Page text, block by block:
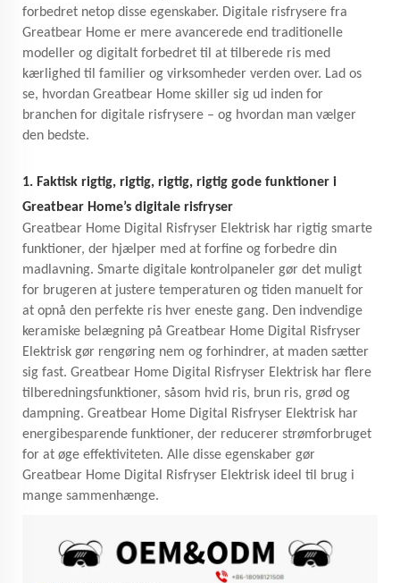
forbedret netop disse egenskaber. Digitale risfrysere fra
Greatbear Home er mere avancerede end traditionelle
modeller og digitalt forbedret til at tilberede ris med
kærlighed til familier og virksomheder verden over. Lad os
se, hvordan Greatbear Home skiller sig ud inden for
branchen for digitale risfrysere – og hvordan man vælger
den bedste.
1. Faktisk rigtig, rigtig, rigtig, rigtig gode funktioner i
Greatbear Home’s digitale risfryser
Greatbear Home Digital Risfryser Elektrisk har rigtig smarte
funktioner, der hjælper med at forfine og forbedre din
madlavning. Smarte digitale kontrolpaneler gør det muligt
for brugeren at justere temperaturen og tiden manuelt for
at opnå den perfekte ris hver eneste gang. Den indvendige
keramiske belægning på Greatbear Home Digital Risfryser
Elektrisk gør rengøring nem og forhindrer, at maden sætter
sig fast. Greatbear Home Digital Risfryser Elektrisk har flere
tilberedningsfunktioner, såsom hvid ris, brun ris, grød og
dampning. Greatbear Home Digital Risfryser Elektrisk har
energibesparende funktioner, der reducerer strømforbruget
for at øge effektiviteten. Alle disse egenskaber gør
Greatbear Home Digital Risfryser Elektrisk ideel til brug i
mange sammenhænge.